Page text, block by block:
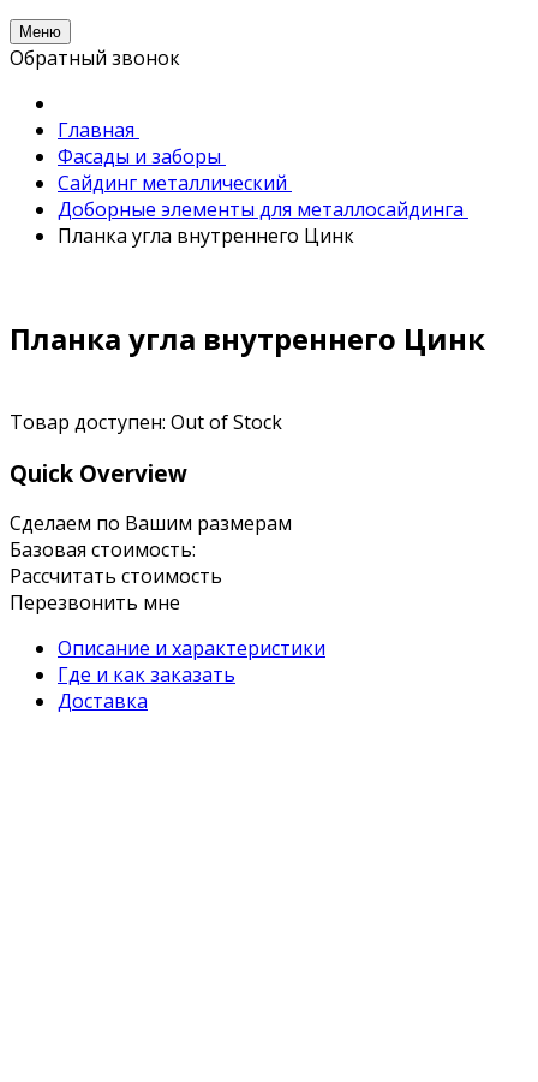
Меню
Обратный звонок
Главная
Фасады и заборы
Сайдинг металлический
Доборные элементы для металлосайдинга
Планка угла внутреннего Цинк
Планка угла внутреннего Цинк
Товар доступен: Out of Stock
Quick Overview
Сделаем по Вашим размерам
Базовая стоимость:
Рассчитать стоимость
Перезвонить мне
Описание и характеристики
Где и как заказать
Доставка